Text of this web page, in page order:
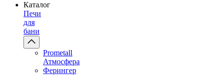
Каталог
Печи
для
бани
Prometall
Атмосфера
Ферингер